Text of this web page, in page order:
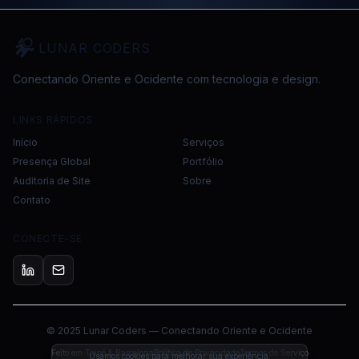
LUNAR CODERS
Conectando Oriente e Ocidente com tecnologia e design.
LINKS RÁPIDOS
Início
Serviços
Presença Global
Portfólio
Auditoria de Site
Sobre
Contato
CONECTE-SE
© 2025 Lunar Coders — Conectando Oriente e Ocidente
Feito em Taipé & BarcelonaPolítica de PrivacidadeTermos de Serviço
Usamos cookies para melhorar sua experiência.